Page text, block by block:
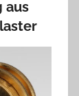
aus